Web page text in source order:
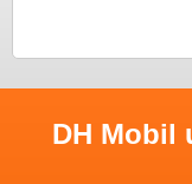
DH Mobil